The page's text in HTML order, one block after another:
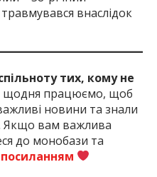
внаслідок
тих, кому не
працюємо, щоб
новини та знали
Якщо вам важлива
до монобази та